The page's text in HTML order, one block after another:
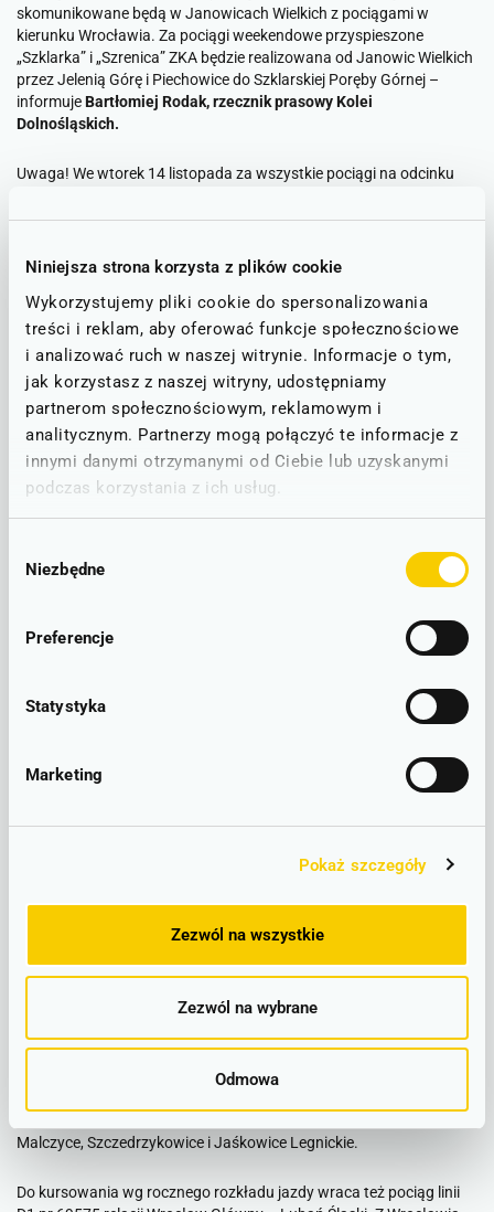
Niniejsza strona korzysta z plików cookie
Wykorzystujemy pliki cookie do spersonalizowania
treści i reklam, aby oferować funkcje społecznościowe
i analizować ruch w naszej witrynie. Informacje o tym,
jak korzystasz z naszej witryny, udostępniamy
partnerom społecznościowym, reklamowym i
analitycznym. Partnerzy mogą połączyć te informacje z
innymi danymi otrzymanymi od Ciebie lub uzyskanymi
podczas korzystania z ich usług.
zgody
Niezbędne
Preferencje
Statystyka
Marketing
Pokaż szczegóły
Zezwól na wszystkie
Zezwól na wybrane
Odmowa
skomunikowane będą w Janowicach Wielkich z pociągami w
kierunku Wrocławia. Za pociągi weekendowe przyspieszone
„Szklarka” i „Szrenica” ZKA będzie realizowana od Janowic Wielkich
przez Jelenią Górę i Piechowice do Szklarskiej Poręby Górnej –
informujeBartłomiej Rodak, rzecznik prasowy Kolei
Dolnośląskich.
Uwaga! We wtorek 14 listopada za wszystkie pociągi na odcinku
kursować będzie zastępcza komunikacja autobusowa.
Inwestycja w Kątach Wrocławskich wpłynie na rozkład
jazdy
Z powodu prac polegających na wymianie sieci trakcyjnej w Kątach
Wrocławskich i związanej z tym ograniczonej przepustowości, w
dniach 12 listopada – 9 grudnia na odcinku Smolec – Mietków nie
będą kursować następujące pociągi:
nr 60751 relacji Wrocław Gł. 6:30 – Kąty Wrocławskie 6:56,
nr 60770 relacji Kąty Wrocławskie 7:02 – Wrocław 7:28.
Dodatkowo zmiany dotyczą skrócenia relacji lub likwidacji postojów
nr 69107 Wrocław Gł. 13:57 – Świebodzice (zamiast do
nr 69238 Świebodzice (zamiast z Wałbrzycha Miasto) – Wrocław
Gł. 15:56 pojedzie jako przyspieszony bez postojów w
Górnym i Wrocławiu Zachodnim,
nr 60780 Kąty Wrocławskie 18:18 – Wrocław Gł. - nie będzie
będzie Zastępcza Komunikacja Autobusowa na odcinku
Ponadto w środę 15 listopada ZKA zostanie wprowadzona na
„Kaczawa” po staremu, przystanek dla grzybiarzy zapada
wyjeżdżający ze stolicy Dolnego Śląska o godz. 18:15 powraca do
kursowania zgodnie z rocznym rozkładem jazdy. Tym samym nie
Malczyce, Szczedrzykowice i Jaśkowice Legnickie.
Do kursowania wg rocznego rozkładu jazdy wraca też pociąg linii